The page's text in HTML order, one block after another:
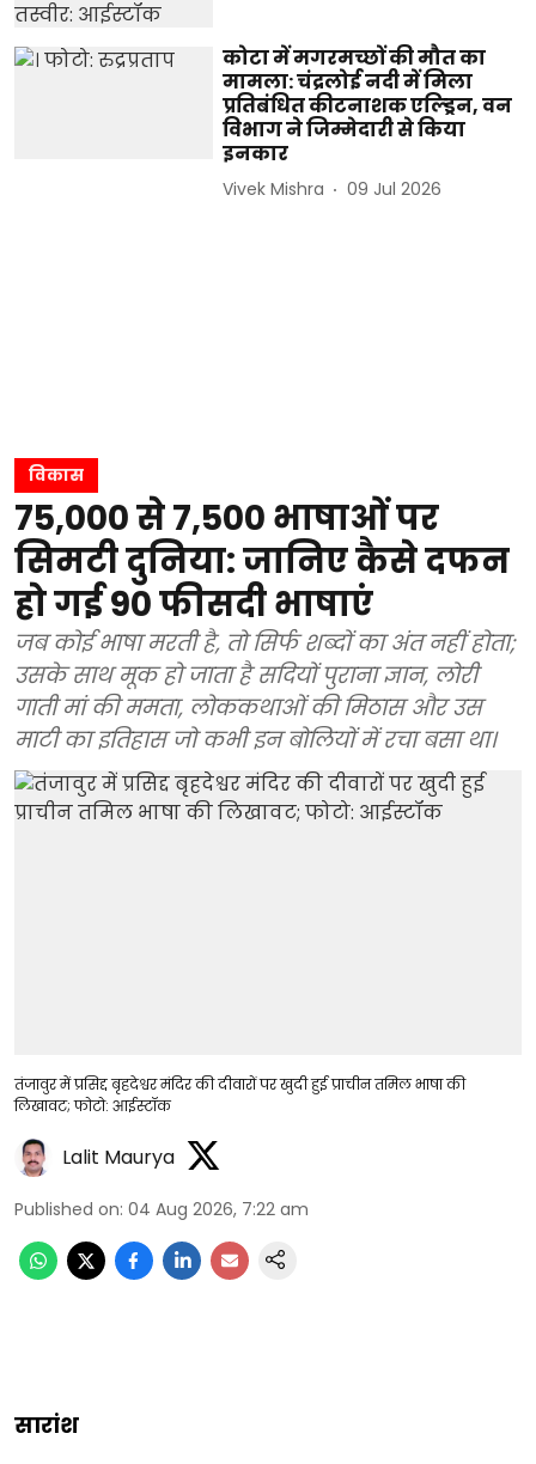
कोटा में मगरमच्छों की मौत का
मामला: चंद्रलोई नदी में मिला
प्रतिबंधित कीटनाशक एल्ड्रिन, वन
विभाग ने जिम्मेदारी से किया
इनकार
Vivek Mishra 09 Jul 2026
विकास
75,000 से 7,500 भाषाओं पर
सिमटी दुनिया: जानिए कैसे दफन
हो गई 90 फीसदी भाषाएं
जब कोई भाषा मरती है, तो सिर्फ शब्दों का अंत नहीं होता;
उसके साथ मूक हो जाता है सदियों पुराना ज्ञान, लोरी
गाती मां की ममता, लोककथाओं की मिठास और उस
माटी का इतिहास जो कभी इन बोलियों में रचा बसा था।
तंजावुर में प्रसिद्द बृहदेश्वर मंदिर की दीवारों पर खुदी हुई प्राचीन तमिल भाषा की
लिखावट; फोटो: आईस्टॉक
Lalit Maurya
Published on: 04 Aug 2026, 7:22 am
सारांश